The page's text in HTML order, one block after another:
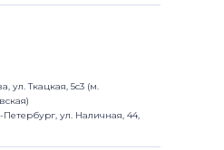
ул. Ткацкая, 5с3 (м.
Петербург, ул. Наличная, 44,